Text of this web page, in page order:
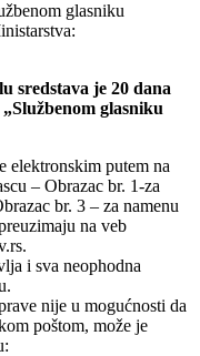
glasniku
sredstava je 20 dana
glasniku
elektronskim putem na
– Obrazac br. 1-za
br. 3 – za namenu
na veb
i sva neophodna
nije u mogućnosti da
poštom, može je